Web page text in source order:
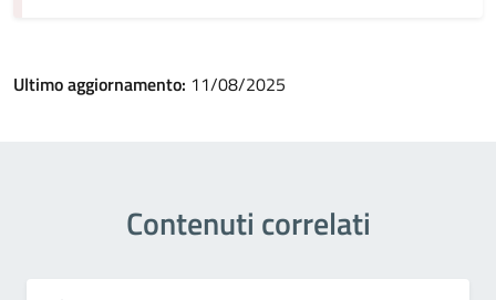
Ultimo aggiornamento: 11/08/2025
Contenuti correlati